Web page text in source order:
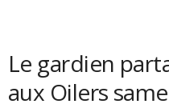
Le gardien
aux Oilers